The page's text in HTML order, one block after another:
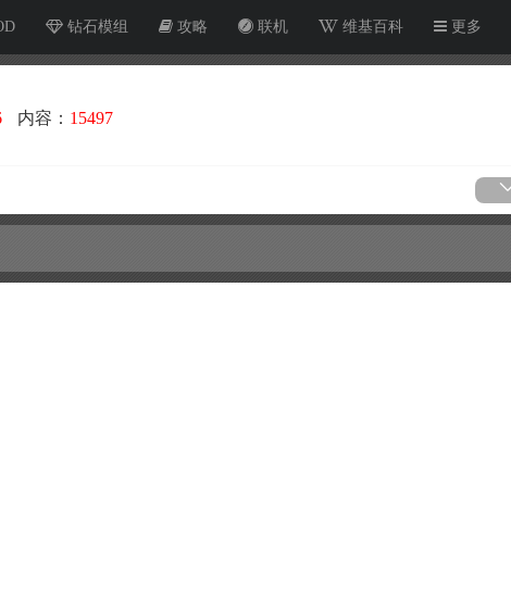
钻石模组 攻略 联机 维基百科 更多
内容： 15497